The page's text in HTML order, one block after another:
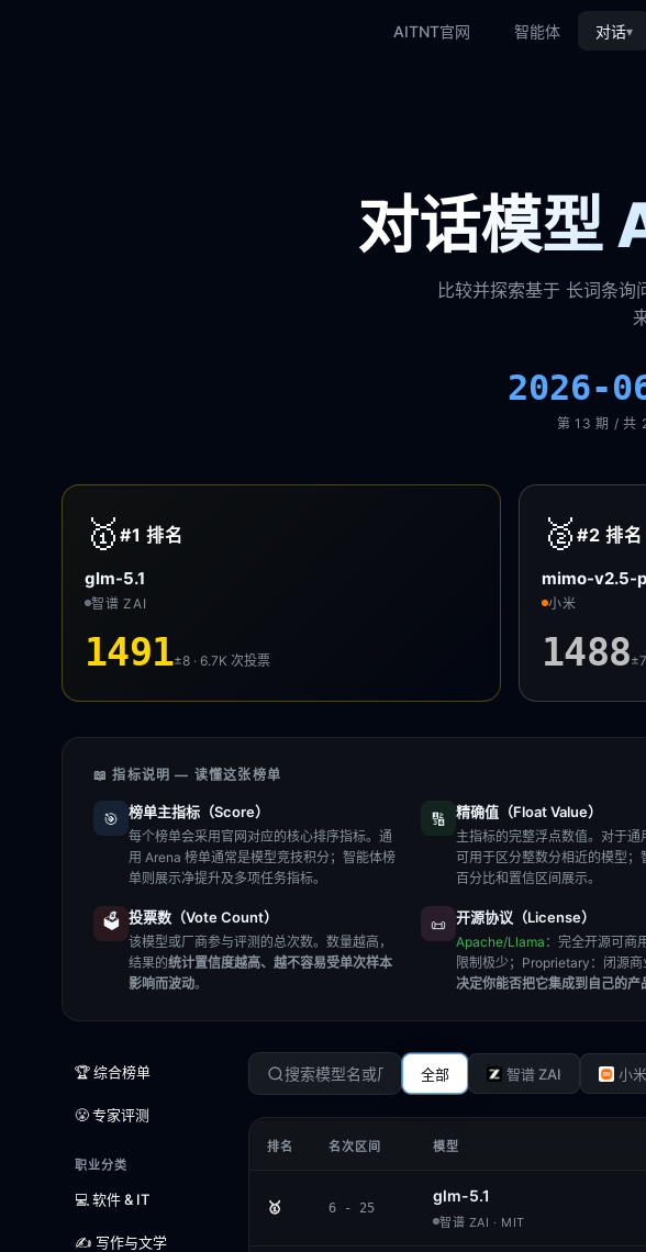
AITNT官网 智能体 对话▾
对话模型
比较并探索基于 长词条
2026-
第 13 期 / 共
🥇 #1排名
glm-5.1
智谱 ZAI
1491±8 · 6.7K次投票
🥈 #2排名
mimo-v2.5-
小米
1488
📖 指标说明 — 读懂这张榜单
🎯 榜单主指标（Score）
每个榜单会采用官网对应的核心排序指标。通
用 Arena 榜单通常是模型竞技积分；智能体榜
单则展示净提升及多项任务指标。
🔢 精确值（Float Value）
主指标的完整浮点数值。对于通
可用于区分整数分相近的模型；
百分比和置信区间展示。
🗳️ 投票数（Vote Count）
该模型或厂商参与评测的总次数。数量越高，
结果的统计置信度越高、越不容易受单次样本
影响而波动。
📜 开源协议（License）
Apache/Llama ：完全开源可商用
限制极少； Proprietary ：闭源商
决定你能否把它集成到自己的产
🏆 综合榜单
😤 专家评测
职业分类
💻 软件 & IT
✍️ 写作与文学
全部 智谱 ZAI 小米
排名 名次区间 模型
🥇 6 - 25
glm-5.1
智谱 ZAI · MIT